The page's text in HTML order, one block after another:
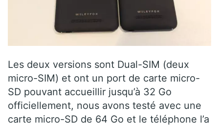
Les deux versions sont Dual-SIM (deux
micro-SIM) et ont un port de carte micro-
SD pouvant accueillir jusqu’à 32 Go
officiellement, nous avons testé avec une
carte micro-SD de 64 Go et le téléphone l’a